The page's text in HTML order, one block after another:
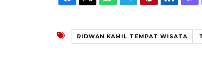
RIDWAN KAMIL TEMPAT WISATA